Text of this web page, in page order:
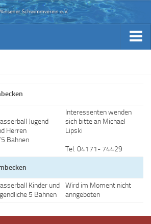
Jugend
Herren
Bahnen
Interessenten wenden
sich bitte an Michael
Lipski
Tel. 04171- 74429
Kinder und
5 Bahnen
Wird im Moment nicht
anngeboten